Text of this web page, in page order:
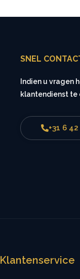
SNEL
Indien u vragen
klantendienst te
+31 6
Klantenservice